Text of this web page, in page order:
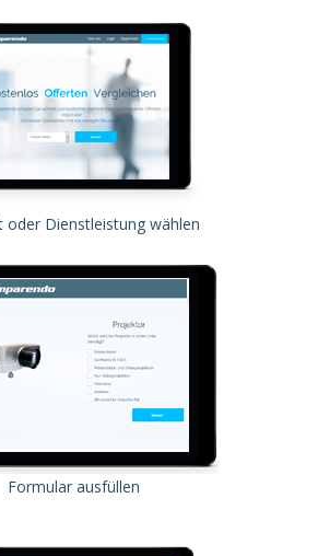
oder Dienstleistung wählen
Formular ausfüllen